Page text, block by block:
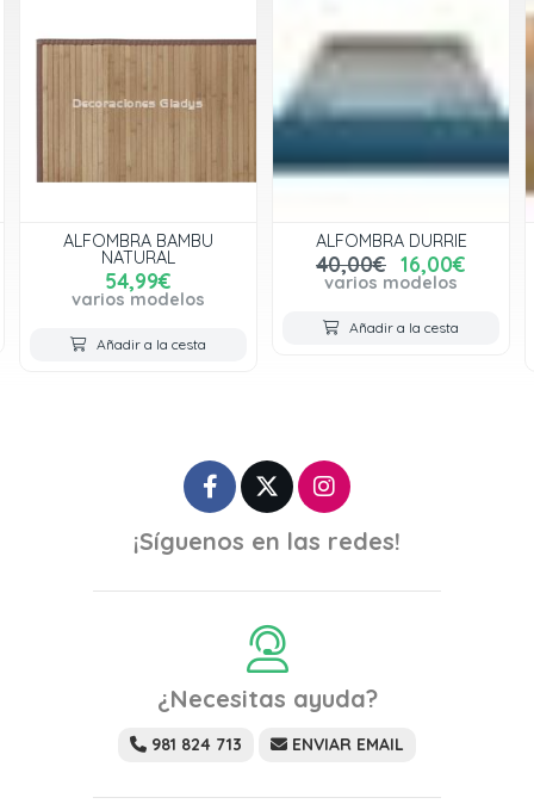
ALFOMBRA BAMBU
NATURAL
54,99€
varios modelos
Añadir a la cesta
ALFOMBRA DURRIE
40,00€ 16,00€
varios modelos
Añadir a la cesta
¡Síguenos en las redes!
¿Necesitas ayuda?
981 824 713 ENVIAR EMAIL